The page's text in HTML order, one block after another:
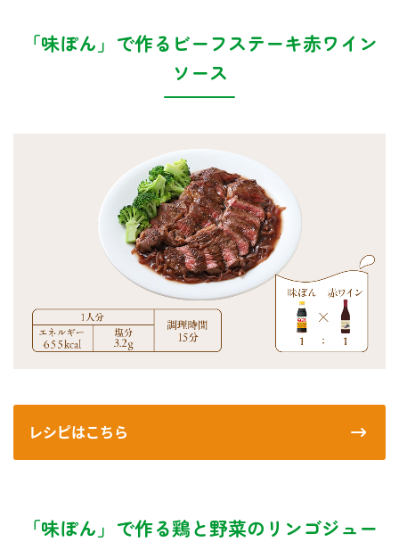
「味ぽん」で作るビーフステーキ赤ワイン
ソース
レシピはこちら
「味ぽん」で作る鶏と野菜のリンゴジュー